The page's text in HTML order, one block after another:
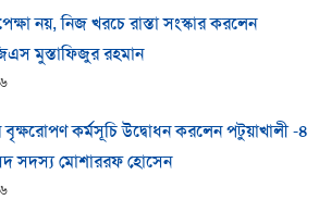
নয়, নিজ খরচে রাস্তা সংস্কার করলেন
মুস্তাফিজুর রহমান
কর্মসূচি উদ্বোধন করলেন পটুয়াখালী -৪
সদস্য মোশাররফ হোসেন